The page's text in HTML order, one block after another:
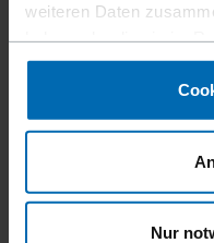
weiteren Daten
gesammelt haben.
Nur
Einhandverriegelung für
zum Laden von unten.
Befestigertyp
BECK PS 30
Ähnlich wie
PASLODE PS30,